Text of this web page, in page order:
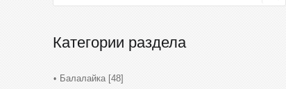
Категории раздела
Балалайка [48]